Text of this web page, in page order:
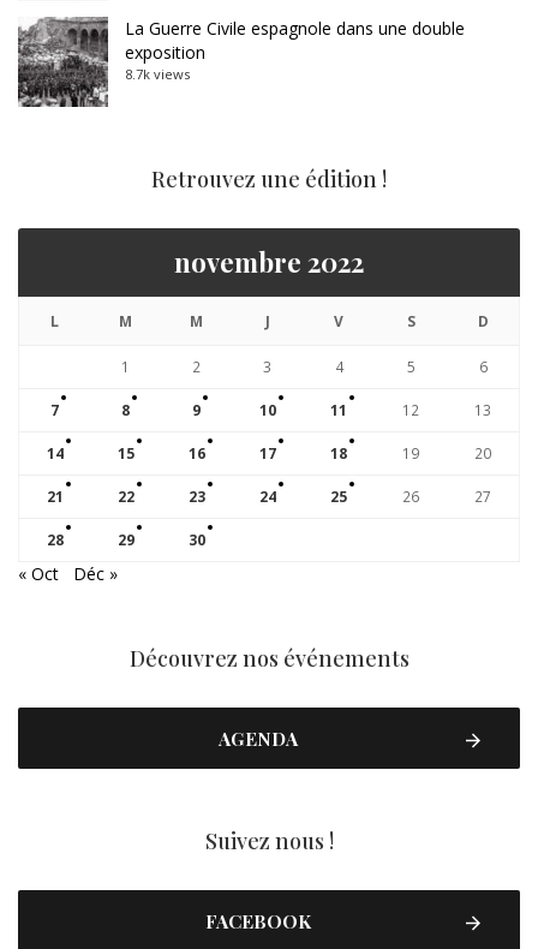
La Guerre Civile espagnole dans une double
exposition
8.7k views
Retrouvez une édition !
novembre 2022
L M M J V S D
1 2 3 4 5 6
7 8 9 10 11 12 13
14 15 16 17 18 19 20
21 22 23 24 25 26 27
28 29 30
« Oct Déc »
Découvrez nos événements
AGENDA
Suivez nous !
FACEBOOK